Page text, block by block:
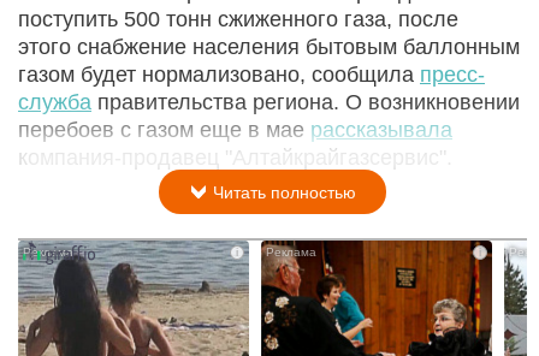
поступить 500 тонн сжиженного газа, после
этого снабжение населения бытовым баллонным
газом будет нормализовано, сообщила пресс-
служба правительства региона. О возникновении
перебоев с газом еще в мае рассказывала
компания-продавец "Алтайкрайгазсервис".
Читать полностью
i